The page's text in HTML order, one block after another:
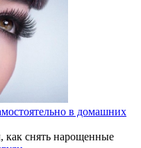
в домашних
как снять нарощенные